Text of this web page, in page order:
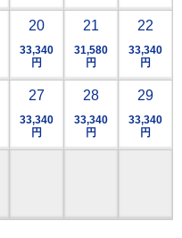
20
33,340
円
21
31,580
円
22
33,340
円
27
33,340
円
28
33,340
円
29
33,340
円